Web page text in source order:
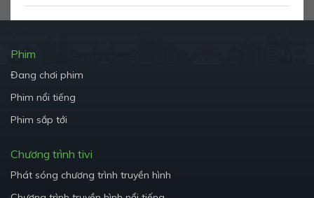
Phim
Đang chơi phim
Phim nổi tiếng
Phim sắp tới
Chương trình tivi
Phát sóng chương trình truyền hình